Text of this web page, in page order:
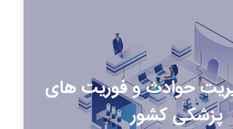
حوادث و فوريت های
پزشکی کشور